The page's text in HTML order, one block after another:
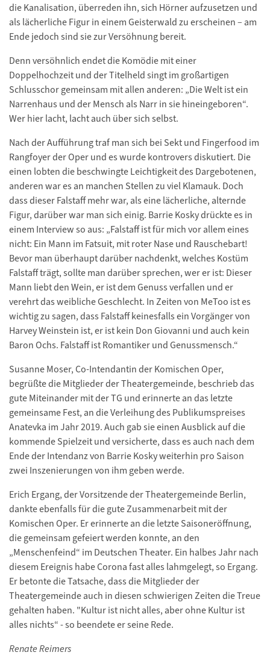
die Kanalisation, überreden ihn, sich Hörner aufzusetzen und
als lächerliche Figur in einem Geisterwald zu erscheinen – am
Ende jedoch sind sie zur Versöhnung bereit.
Denn versöhnlich endet die Komödie mit einer
Doppelhochzeit und der Titelheld singt im großartigen
Schlusschor gemeinsam mit allen anderen: „Die Welt ist ein
Narrenhaus und der Mensch als Narr in sie hineingeboren“.
Wer hier lacht, lacht auch über sich selbst.
Nach der Aufführung traf man sich bei Sekt und Fingerfood im
Rangfoyer der Oper und es wurde kontrovers diskutiert. Die
einen lobten die beschwingte Leichtigkeit des Dargebotenen,
anderen war es an manchen Stellen zu viel Klamauk. Doch
dass dieser Falstaff mehr war, als eine lächerliche, alternde
Figur, darüber war man sich einig. Barrie Kosky drückte es in
einem Interview so aus: „Falstaff ist für mich vor allem eines
nicht: Ein Mann im Fatsuit, mit roter Nase und Rauschebart!
Bevor man überhaupt darüber nachdenkt, welches Kostüm
Falstaff trägt, sollte man darüber sprechen, wer er ist: Dieser
Mann liebt den Wein, er ist dem Genuss verfallen und er
verehrt das weibliche Geschlecht. In Zeiten von MeToo ist es
wichtig zu sagen, dass Falstaff keinesfalls ein Vorgänger von
Harvey Weinstein ist, er ist kein Don Giovanni und auch kein
Baron Ochs. Falstaff ist Romantiker und Genussmensch.“
Susanne Moser, Co-Intendantin der Komischen Oper,
begrüßte die Mitglieder der Theatergemeinde, beschrieb das
gute Miteinander mit der TG und erinnerte an das letzte
gemeinsame Fest, an die Verleihung des Publikumspreises
Anatevka im Jahr 2019. Auch gab sie einen Ausblick auf die
kommende Spielzeit und versicherte, dass es auch nach dem
Ende der Intendanz von Barrie Kosky weiterhin pro Saison
zwei Inszenierungen von ihm geben werde.
Erich Ergang, der Vorsitzende der Theatergemeinde Berlin,
dankte ebenfalls für die gute Zusammenarbeit mit der
Komischen Oper. Er erinnerte an die letzte Saisoneröffnung,
die gemeinsam gefeiert werden konnte, an den
„Menschenfeind“ im Deutschen Theater. Ein halbes Jahr nach
diesem Ereignis habe Corona fast alles lahmgelegt, so Ergang.
Er betonte die Tatsache, dass die Mitglieder der
Theatergemeinde auch in diesen schwierigen Zeiten die Treue
gehalten haben. "Kultur ist nicht alles, aber ohne Kultur ist
alles nichts“ - so beendete er seine Rede.
Renate Reimers